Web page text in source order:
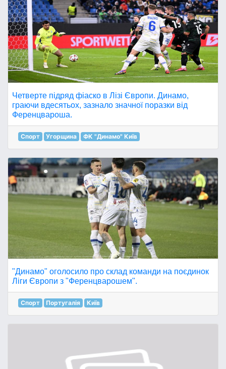
Четверте підряд фіаско в Лізі Європи. Динамо,
граючи вдесятьох, зазнало значної поразки від
Ференцвароша.
Спорт Угорщина ФК "Динамо" Київ
"Динамо" оголосило про склад команди на поєдинок
Ліги Європи з "Ференцварошем".
Спорт Португалія Київ